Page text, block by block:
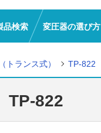
品検索 変圧器の選び方
トランス式） TP-822
TP-822